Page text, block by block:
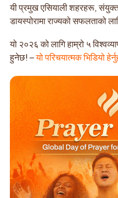
यी प्रमुख एसियाली शहरहरू, संयुक्त
डायस्पोरामा राज्यको सफलताको
यो २०२६ को लागि हाम्रो ५
हुनेछ! –यो परिचयात्मक भिडियो